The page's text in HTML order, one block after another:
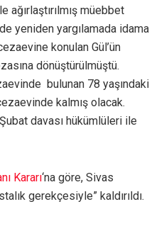
müebbet
yeniden yargılamada idama
konulan Gül’ün
dönüştürülmüştü.
bulunan 78 yaşındaki
kalmış olacak.
davası hükümlüleri ile
Kararı‘na göre, Sivas
gerekçesiyle” kaldırıldı.